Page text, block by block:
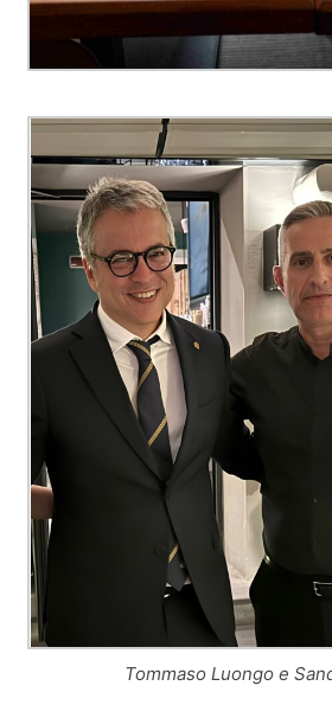
Tommaso Luongo e